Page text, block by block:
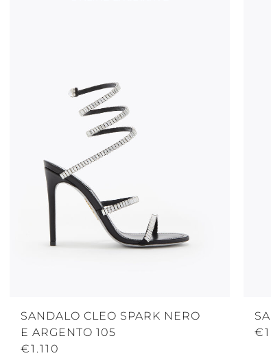
SANDALO CLEO SPARK NERO
E ARGENTO 105
€1.110